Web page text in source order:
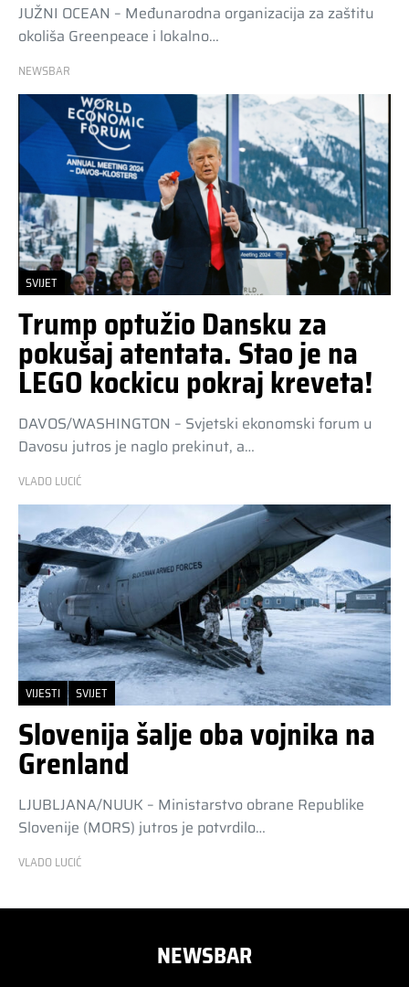
JUŽNI OCEAN – Međunarodna organizacija za zaštitu
okoliša Greenpeace i lokalno…
NEWSBAR
SVIJET
Trump optužio Dansku za
pokušaj atentata. Stao je na
LEGO kockicu pokraj kreveta!
DAVOS/WASHINGTON – Svjetski ekonomski forum u
Davosu jutros je naglo prekinut, a…
VLADO LUCIĆ
VIJESTI SVIJET
Slovenija šalje oba vojnika na
Grenland
LJUBLJANA/NUUK – Ministarstvo obrane Republike
Slovenije (MORS) jutros je potvrdilo…
VLADO LUCIĆ
NEWSBAR